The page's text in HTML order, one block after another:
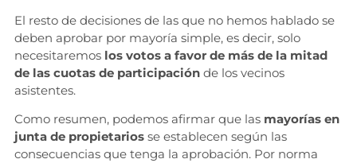
El resto de decisiones de las que no hemos hablado se
deben aprobar por mayoría simple, es decir, solo
necesitaremoslos votos a favor de más de la mitad
de las cuotas de participación de los vecinos
asistentes.
Como resumen, podemos afirmar que las mayorías en
junta de propietariosse establecen según las
consecuencias que tenga la aprobación. Por norma